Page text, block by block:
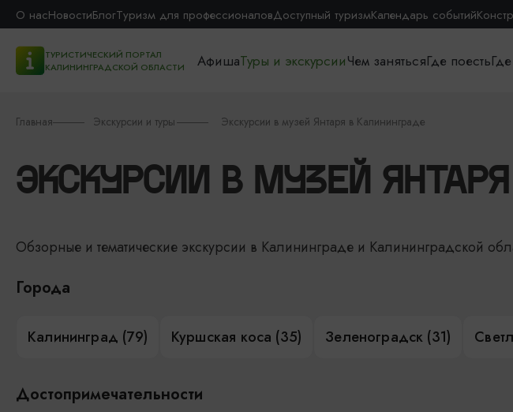
О насНовостиБлогТуризм для профессионаловДоступный туризмКалендарь событий
ТУРИСТИЧЕСКИЙ ПОРТАЛ
КАЛИНИНГРАДСКОЙ ОБЛАСТИ
АфишаТуры и экскурсииЧем занятьсяГде поесть
Главная Экскурсии и туры Экскурсии в музей Янтаря в Калининграде
ЭКСКУРСИИ В МУЗЕЙ
Обзорные и тематические экскурсии в Калининграде и Калининградской
Города
Калининград (79) Куршская коса (35) Зеленоградск (31)
Достопримечательности